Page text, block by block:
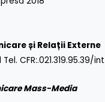
și Relații Externe
Tel. CFR:.021.319.95.39/
Mass-Media